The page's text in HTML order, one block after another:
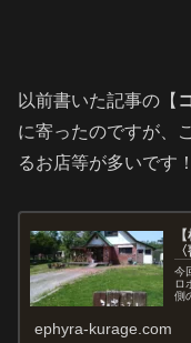
以前書いた記事の【
に寄ったのですが、
るお店等が多いです！
今
ロ
側
ephyra-kurage.com